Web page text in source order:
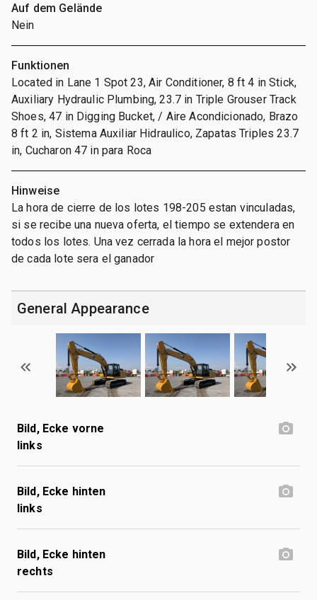
Auf dem Gelände
Nein
Funktionen
Located in Lane 1 Spot 23, Air Conditioner, 8 ft 4 in Stick,
Auxiliary Hydraulic Plumbing, 23.7 in Triple Grouser Track
Shoes, 47 in Digging Bucket, / Aire Acondicionado, Brazo
8 ft 2 in, Sistema Auxiliar Hidraulico, Zapatas Triples 23.7
in, Cucharon 47 in para Roca
Hinweise
La hora de cierre de los lotes 198-205 estan vinculadas,
si se recibe una nueva oferta, el tiempo se extendera en
todos los lotes. Una vez cerrada la hora el mejor postor
de cada lote sera el ganador
General Appearance
Bild, Ecke vorne
links
Bild, Ecke hinten
links
Bild, Ecke hinten
rechts